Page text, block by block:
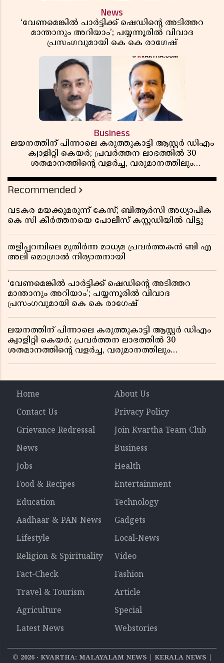
News
‘വേണമെങ്കിൽ പാർട്ടിക്ക് ഷെഡിൻ്റെ അടിത്തറ
മാന്താനും അറിയാം’; പയ്യന്നൂരിൽ വിവാദ
പ്രസംഗവുമായി കെ കെ രാഗേഷ്
Business
ലയനത്തിന് പിന്നാലെ കരുത്തുകാട്ടി ആസ്റ്റർ ഡിഎം
ക്വാളിറ്റി കെയർ; പ്രവർത്തന ലാഭത്തിൽ 30
ശതമാനത്തിൻ്റെ വളർച്ച, വരുമാനത്തിലും
റിപ്പോർട്ട് പുറത്ത്
Recommended
വടകര മയക്കുമരുന്ന് കേസ്; ബിആർസി അധ്യാപിക
കെ സി കീർത്തനയെ പോലീസ് കസ്റ്റഡിയിൽ വിട്ടു
തളിപ്പറമ്പിലെ മുതിർന്ന മാധ്യമ പ്രവർത്തകൻ ബി എ
അലി മൊഗ്രാൽ നിര്യാതനായി
‘വേണമെങ്കിൽ പാർട്ടിക്ക് ഷെഡിൻ്റെ അടിത്തറ
മാന്താനും അറിയാം’; പയ്യന്നൂരിൽ വിവാദ
പ്രസംഗവുമായി കെ കെ രാഗേഷ്
ലയനത്തിന് പിന്നാലെ കരുത്തുകാട്ടി ആസ്റ്റർ ഡിഎം
ക്വാളിറ്റി കെയർ; പ്രവർത്തന ലാഭത്തിൽ 30
ശതമാനത്തിൻ്റെ വളർച്ച, വരുമാനത്തിലും
Home
About Us
Contact Us
Privacy Policy
Grievance Redressal
Join Kvartha Team Club
News
Business
Jobs
Health
Food & Recipes
Entertainment
Education
Technology
Aadhaar & PAN News
Gadgets
Lifestyle
Local-News
Religion & Spirituality
Video
Fact-Check
Fashion
Travel & Tourism
Article
Agriculture
Special
Latest News
Webstories
© 2026‧ KVARTHA: MALAYALAM NEWS | KERALA NEWS |